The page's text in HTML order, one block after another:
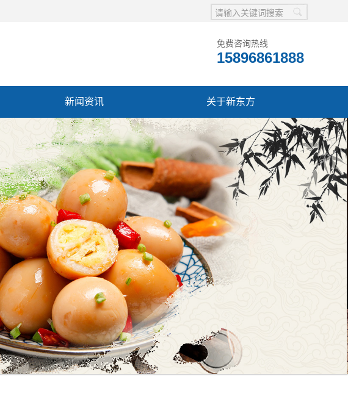
免费咨询热线
15896861888
新闻资讯 关于新东方